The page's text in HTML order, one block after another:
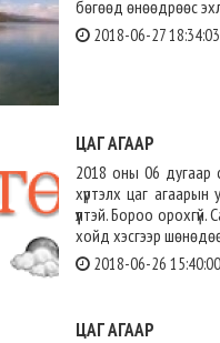
бөгөөд өнөөдрөөс
2018-06-27 18:34:03
ЦАГ АГААР
2018 оны 06 дугаар
хүртэлх цаг
үүлтэй. Бороо
хойд хэсгээр
2018-06-26 15:40:00
ЦАГ АГААР